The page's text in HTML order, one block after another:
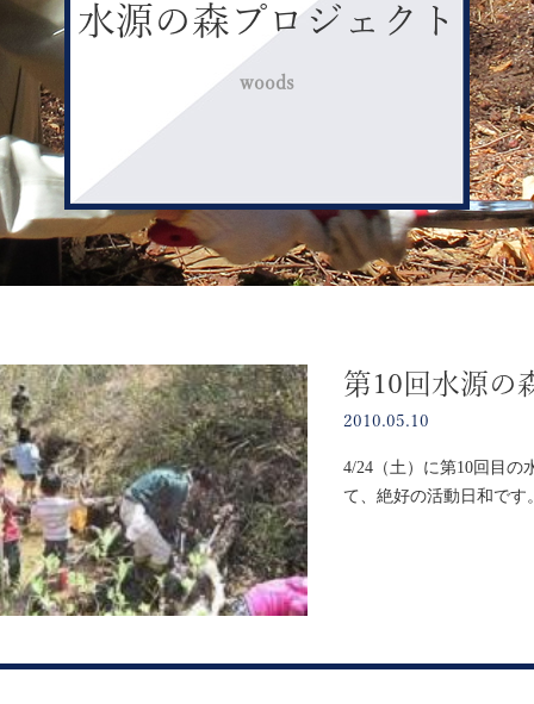
水源の森プロジェクト
woods
第10回水源の
2010.05.10
4/24（土）に第10回目の
て、絶好の活動日和で